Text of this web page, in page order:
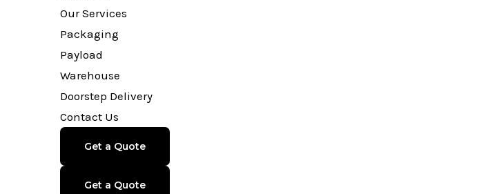
Our Services
Packaging
Payload
Warehouse
Doorstep Delivery
Contact Us
Get a Quote
Get a Quote